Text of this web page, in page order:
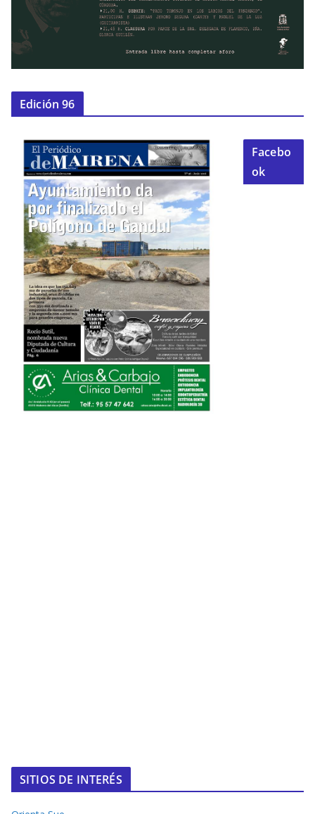
Edición 96
Facebo
ok
SITIOS DE INTERÉS